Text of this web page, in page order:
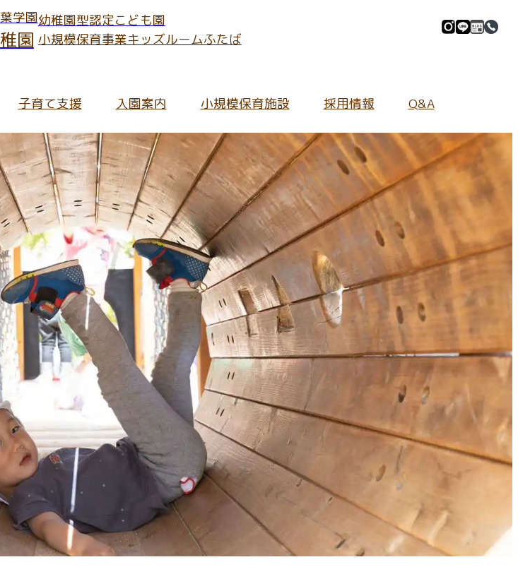
学園
園
幼稚園型認定こども園
小規模保育事業キッズルームふたば
キッズルームだより
ふたばっこブログ
ふたばっこブログアーカイブ
採用情報Information
よくあるご質問
保育内容について
持ち物について
給食について
入園について
小規模保育施設について
採用について
保育への想い・考え
園での生活
園での一日
主な年間行事
給食と食育
施設の紹介
園庭の環境
ふたぱーく
園内の環境
あいあいホール
給食室
子育て支援
ル」
ーム
在園児の保護者さま向け
保育にかかわる活動
預かり保育
子育て支援講演会
全ての保護者さま
地域の皆さま向け
キンダーカウンセリング
ふたぷぅマーケット
入園案内
未就園児預かり事業「スマイル」
入園についてのよくあるご質問
入園についてのお問い合わせ
小規模保育施設
のよくあるご質問
申し込み・お問い合わせ
採用情報
問
合わせについて
Q&A